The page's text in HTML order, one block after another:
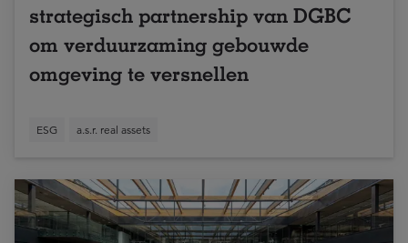
strategisch partnership van DGBC
om verduurzaming gebouwde
omgeving te versnellen
ESG a.s.r. real assets